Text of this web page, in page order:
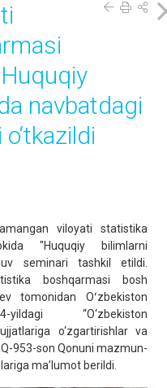
navbatdagi
viloyati statistika
"Huquqiy bilimlarni
seminari tashkil etildi.
boshqarmasi bosh
tomonidan Oʻzbekiston
yildagi “O‘zbekiston
o‘zgartirishlar va
953-son Qonuni mazmun-
maʼlumot berildi.